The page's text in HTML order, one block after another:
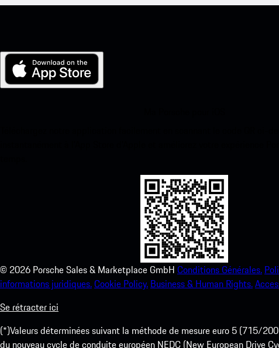
© 2026 Porsche Sales & Marketplace GmbH Conditions Générales.
informations juridiques.Cookie Policy. Business & Human Rights.
Se rétracter ici
(*)Valeurs déterminées suivant la méthode de mesure euro 5 (715/
du nouveau cycle de conduite européen NEDC (New European Drive